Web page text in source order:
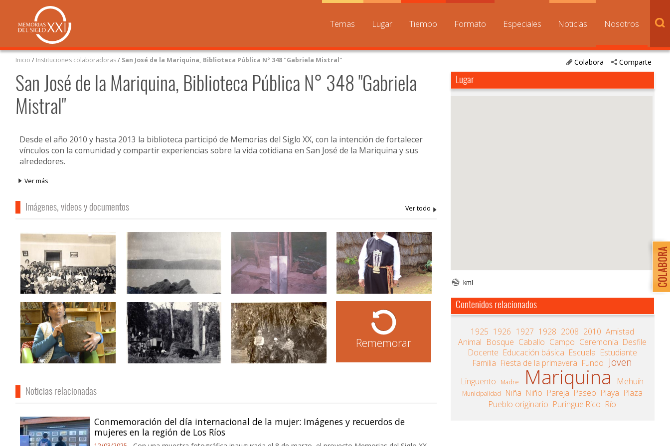
Temas Lugar Tiempo Formato Especiales Noticias Nosotros
Comparte
Colabora
Inicio / Instituciones colaboradoras/ San José de la Mariquina, Biblioteca Pública N° 348 "Gabriela Mistral"
San José de la Mariquina, Biblioteca Pública N° 348 "Gabriela
Mistral"
Desde el año 2010 y hasta 2013 la biblioteca participó de Memorias del Siglo XX, con la intención de fortalecer
vínculos con la comunidad y compartir experiencias sobre la vida cotidiana en San José de la Mariquina y sus
alrededores.
Ver más
Imágenes, videos y documentos
Rememorar
Noticias relacionadas
Conmemoración del día internacional de la mujer: Imágenes y recuerdos de
mujeres en la región de Los Ríos
Lugar
kml
Contenidos relacionados
1925 1926 1927 1928 2008 2010 Amistad
Animal Bosque Caballo Campo Ceremonia Desfile
Docente Educación básica Escuela Estudiante
Familia Fiesta de la primavera Fundo Joven
Linguento Madre Mariquina Mehuín
Municipalidad Niña Niño Pareja Paseo Playa Plaza
Pueblo originario Puringue Rico Río